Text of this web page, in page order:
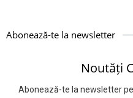
Abonează-te la newsletter
Noutăți
Abonează-te la newsletter